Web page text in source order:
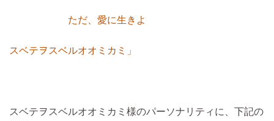
ただ、愛に生きよ
スベテヲスベルオオミカミ」
スベテヲスベルオオミカミ様のパーソナリティに、下記の